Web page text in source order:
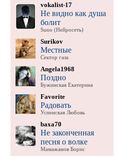
vokalist-17
Не видно как душа
болит
Suno (Нейросеть)
Surikov
Местные
Сектор газа
Angela1968
Поздно
Бужинская Екатерина
Favorite
Радовать
Успенская Любовь
baxa70
Не законченная
песня о волке
Мамажанов Борис